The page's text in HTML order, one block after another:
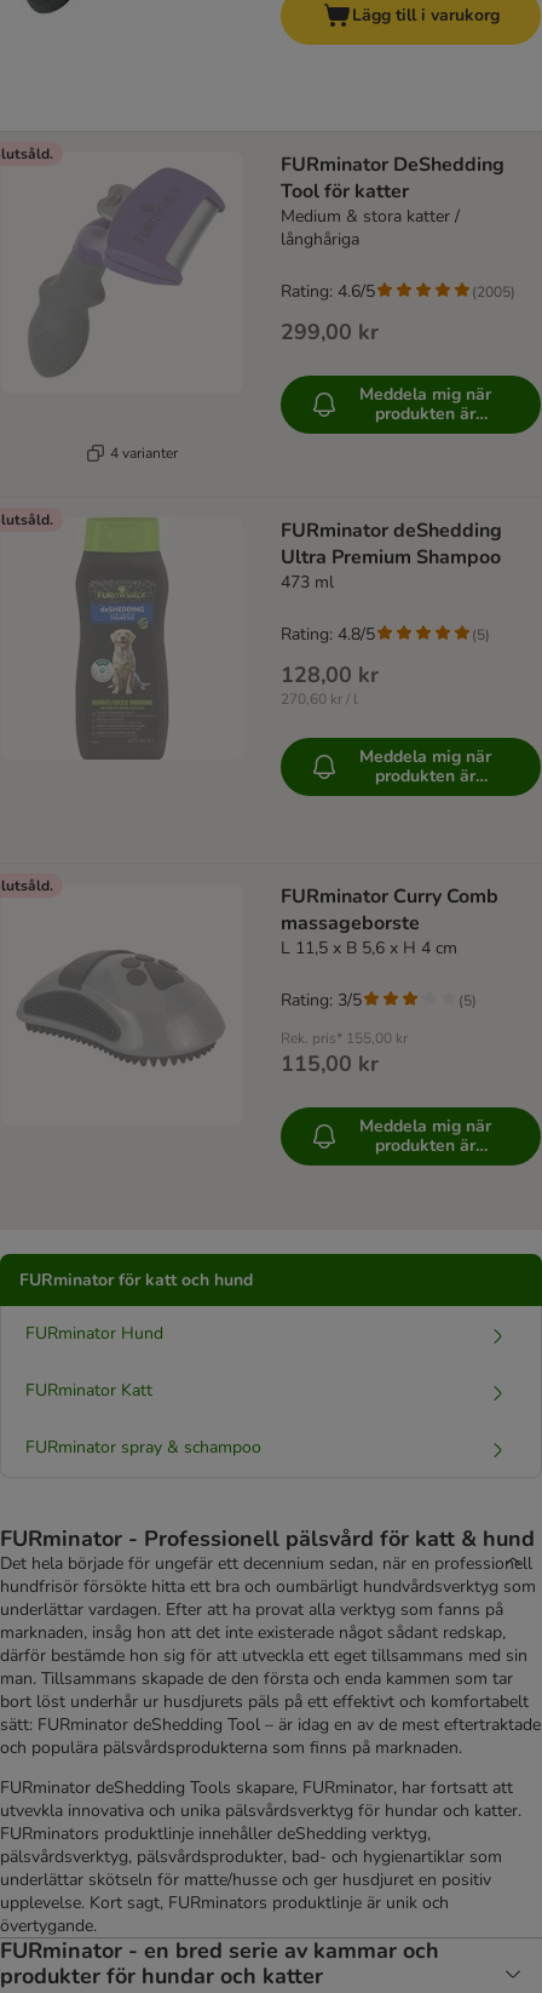
Lägg till i varukorg
4 varianter
FURminator DeShedding
Tool för katter
Medium & stora katter /
långhåriga
299,00 kr
Rating: 4.6/5 (2005)
Meddela mig när
produkten är
tillgänglig
FURminator deShedding
Ultra Premium Shampoo
473 ml
128,00 kr
270,60 kr / l
Rating: 4.8/5 (5)
Meddela mig när
produkten är
tillgänglig
FURminator Curry Comb
massageborste
L 11,5 x B 5,6 x H 4 cm
Rek. pris* 155,00 kr
115,00 kr
Rating: 3/5 (5)
Meddela mig när
produkten är
tillgänglig
FURminator för katt och hund
FURminator Hund
FURminator Katt
FURminator spray & schampoo
FURminator - Professionell pälsvård för katt & hund
Det hela började för ungefär ett decennium sedan, när en professionell
hundfrisör försökte hitta ett bra och oumbärligt hundvårdsverktyg som
underlättar vardagen. Efter att ha provat alla verktyg som fanns på
marknaden, insåg hon att det inte existerade något sådant redskap,
därför bestämde hon sig för att utveckla ett eget tillsammans med sin
man. Tillsammans skapade de den första och enda kammen som tar
bort löst underhår ur husdjurets päls på ett effektivt och komfortabelt
sätt: FURminator deShedding Tool – är idag en av de mest eftertraktade
och populära pälsvårdsprodukterna som finns på marknaden.
FURminator deShedding Tools skapare, FURminator, har fortsatt att
utvevkla innovativa och unika pälsvårdsverktyg för hundar och katter.
FURminators produktlinje innehåller deShedding verktyg,
pälsvårdsverktyg, pälsvårdsprodukter, bad- och hygienartiklar som
underlättar skötseln för matte/husse och ger husdjuret en positiv
upplevelse. Kort sagt, FURminators produktlinje är unik och
övertygande.
FURminator - en bred serie av kammar och
produkter för hundar och katter